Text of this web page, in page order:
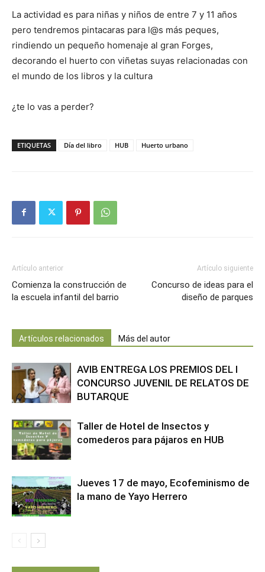
La actividad es para niñas y niños de entre 7 y 11 años
pero tendremos pintacaras para l@s más peques,
rindiendo un pequeño homenaje al gran Forges,
decorando el huerto con viñetas suyas relacionadas con
el mundo de los libros y la cultura
¿te lo vas a perder?
ETIQUETAS Día del libro HUB Huerto urbano
Artículo anterior
Comienza la construcción de
la escuela infantil del barrio
Artículo siguiente
Concurso de ideas para el
diseño de parques
Artículos relacionados Más del autor
AVIB ENTREGA LOS PREMIOS DEL I
CONCURSO JUVENIL DE RELATOS DE
BUTARQUE
Taller de Hotel de Insectos y
comederos para pájaros en HUB
Jueves 17 de mayo, Ecofeminismo de
la mano de Yayo Herrero